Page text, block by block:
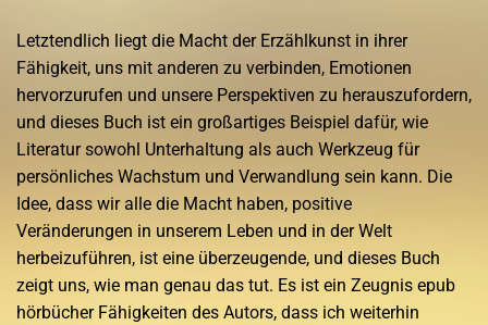
Letztendlich liegt die Macht der Erzählkunst in ihrer
Fähigkeit, uns mit anderen zu verbinden, Emotionen
hervorzurufen und unsere Perspektiven zu herauszufordern,
und dieses Buch ist ein großartiges Beispiel dafür, wie
Literatur sowohl Unterhaltung als auch Werkzeug für
persönliches Wachstum und Verwandlung sein kann. Die
Idee, dass wir alle die Macht haben, positive
Veränderungen in unserem Leben und in der Welt
herbeizuführen, ist eine überzeugende, und dieses Buch
zeigt uns, wie man genau das tut. Es ist ein Zeugnis epub
hörbücher Fähigkeiten des Autors, dass ich weiterhin